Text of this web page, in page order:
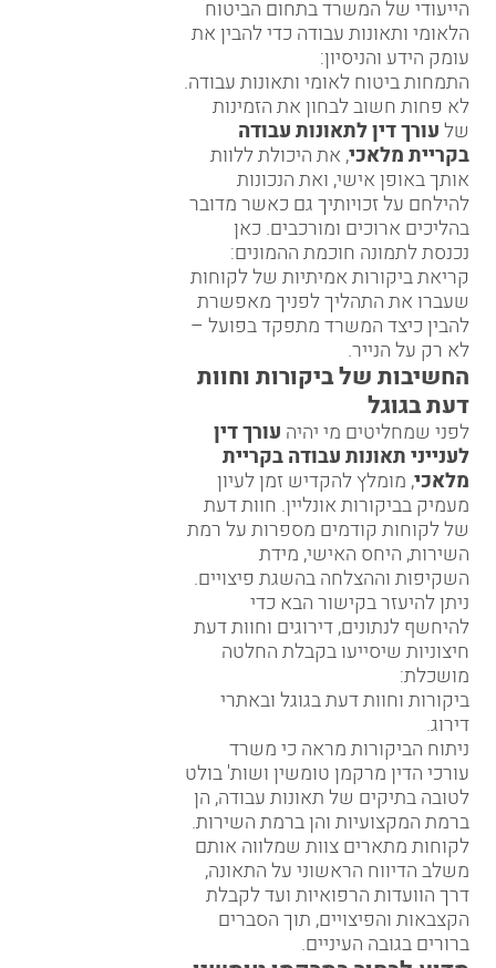
הייעודי של המשרד בתחום הביטוח
הלאומי ותאונות עבודה כדי להבין את
עומק הידע והניסיון:
התמחות ביטוח לאומי ותאונות עבודה.
לא פחות חשוב לבחון את הזמינות
שלעורך דין לתאונות עבודה
בקריית מלאכי, את היכולת ללוות
אותך באופן אישי, ואת הנכונות
להילחם על זכויותיך גם כאשר מדובר
בהליכים ארוכים ומורכבים. כאן
נכנסת לתמונה חוכמת ההמונים:
קריאת ביקורות אמיתיות של לקוחות
שעברו את התהליך לפניך מאפשרת
להבין כיצד המשרד מתפקד בפועל –
לא רק על הנייר.
החשיבות של ביקורות וחוות
דעת בגוגל
לפני שמחליטים מי יהיה עורך דין
לענייני תאונות עבודה בקריית
מלאכי, מומלץ להקדיש זמן לעיון
מעמיק בביקורות אונליין. חוות דעת
של לקוחות קודמים מספרות על רמת
השירות, היחס האישי, מידת
השקיפות וההצלחה בהשגת פיצויים.
ניתן להיעזר בקישור הבא כדי
להיחשף לנתונים, דירוגים וחוות דעת
חיצוניות שיסייעו בקבלת החלטה
מושכלת:
ביקורות וחוות דעת בגוגל ובאתרי
דירוג.
ניתוח הביקורות מראה כי משרד
עורכי הדין מרקמן טומשין ושות' בולט
לטובה בתיקים של תאונות עבודה, הן
ברמת המקצועיות והן ברמת השירות.
לקוחות מתארים צוות שמלווה אותם
משלב הדיווח הראשוני על התאונה,
דרך הוועדות הרפואיות ועד לקבלת
הקצבאות והפיצויים, תוך הסברים
ברורים בגובה העיניים.